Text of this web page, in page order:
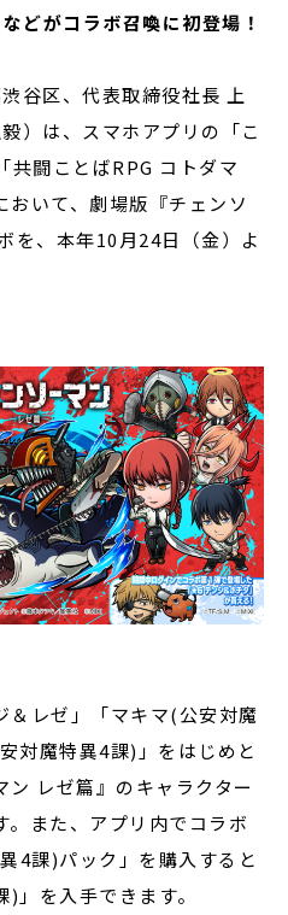
どがコラボ召喚に初登場！
谷区、代表取締役社長 上
）は、スマホアプリの「こ
共闘ことばRPG コトダマ
いて、劇場版『チェンソ
を、本年10月24日（金）よ
レゼ」「マキマ(公安対魔
対魔特異4課)」をはじめと
ン レゼ篇』のキャラクター
また、アプリ内でコラボ
4課)パック」を購入すると
」を入手できます。